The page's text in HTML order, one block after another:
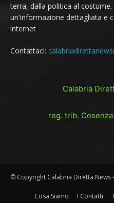
terra, dalla politica al
un'informazione dettagliata e
internet
Contattaci:
Calabria
reg. trib.
© Copyright Calabria Diretta News
Cosa Siamo I Contatti